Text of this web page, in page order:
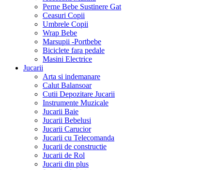
Perne Bebe Sustinere Gat
Ceasuri Copii
Umbrele Copii
Wrap Bebe
Marsupii -Portbebe
Biciclete fara pedale
Masini Electrice
Jucarii
Arta si indemanare
Calut Balansoar
Cutii Depozitare Jucarii
Instrumente Muzicale
Jucarii Baie
Jucarii Bebelusi
Jucarii Carucior
Jucarii cu Telecomanda
Jucarii de constructie
Jucarii de Rol
Jucarii din plus